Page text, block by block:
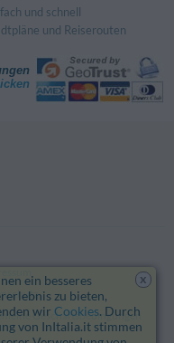
und schnell
und Reiserouten
Geschäftsbedingungen
x
ein besseres
zu bieten,
wir Cookies. Durch
von InItalia.it stimmen